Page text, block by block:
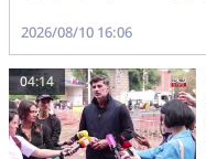
2026/08/10 16:06
04:14